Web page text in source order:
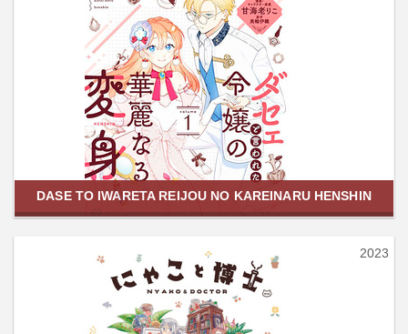
DASE TO IWARETA REIJOU NO KAREINARU HENSHIN
2023